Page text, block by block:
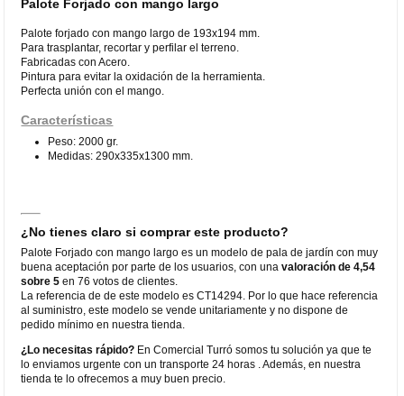
Palote Forjado con mango largo
Palote forjado con mango largo de 193x194 mm.
Para trasplantar, recortar y perfilar el terreno.
Fabricadas con Acero.
Pintura para evitar la oxidación de la herramienta.
Perfecta unión con el mango.
Características
Peso: 2000 gr.
Medidas: 290x335x1300 mm.
¿No tienes claro si comprar este producto?
Palote Forjado con mango largo es un modelo de pala de jardín con muy
buena aceptación por parte de los usuarios, con unavaloración de 4,54
sobre 5 en 76 votos de clientes.
La referencia de de este modelo es CT14294. Por lo que hace referencia
al suministro, este modelo se vende unitariamente y no dispone de
pedido mínimo en nuestra tienda.
¿Lo necesitas rápido? En Comercial Turró somos tu solución ya que te
lo enviamos urgente con un transporte 24 horas . Además, en nuestra
tienda te lo ofrecemos a muy buen precio.